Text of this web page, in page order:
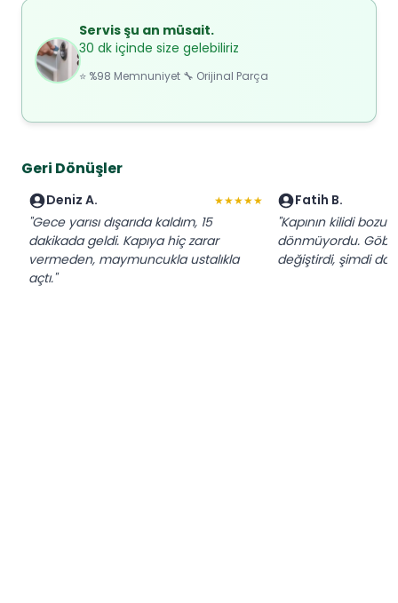
Servis şu an müsait.
30 dk içinde size gelebiliriz
⭐ %98 Memnuniyet 🔧 Orijinal Parça
Geri Dönüşler
Deniz A. ★★★★★
"Gece yarısı dışarıda kaldım, 15
dakikada geldi. Kapıya hiç zarar
vermeden, maymuncukla ustalıkla
açtı."
Fatih B.
"Kapının kilidi
dönmüyordu.
değiştirdi, şimdi